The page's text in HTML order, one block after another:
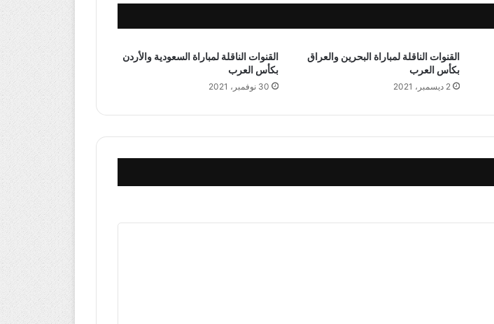
القنوات الناقلة لمباراة البحرين والعراق
بكأس العرب
2 ديسمبر، 2021
القنوات الناقلة لمباراة السعودية والأردن
بكأس العرب
30 نوفمبر، 2021